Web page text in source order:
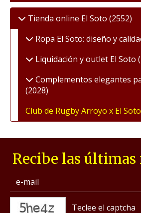
Tienda online El Soto (2552)
Ropa El Soto: diseño y
Liquidación y outlet El Soto
Complementos elegantes
(2028)
Club de Rugby Arroyo x El Soto
Recibe las últimas